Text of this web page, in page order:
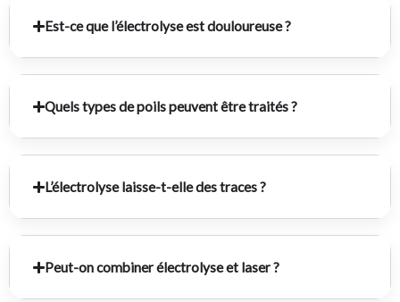
Est-ce que l’électrolyse est douloureuse ?
Quels types de poils peuvent être traités ?
L’électrolyse laisse-t-elle des traces ?
Peut-on combiner électrolyse et laser ?